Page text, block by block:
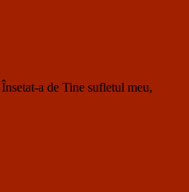
a de Tine sufletul meu,